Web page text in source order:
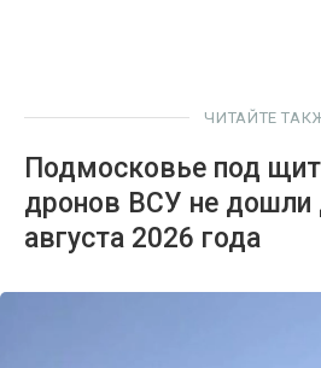
ЧИТАЙТЕ
Подмосковье под
дронов ВСУ не
августа 2026 года